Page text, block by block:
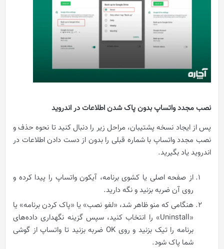
نصب مجدد واتساپ بدون پاک شدن اطلاعات در اندروید
پس از ایجاد نسخه پشتیبان، مراحل زیر را دنبال کنید تا نحوه حذف و
نصب مجدد واتساپ با شماره قبلی را بدون از دست دادن اطلاعات در
اندروید یاد بگیرید.
از صفحه اصلی یا کشوی برنامه، آیکون واتساپ را پیدا کرده و
روی آن ضربه بزنید و نگه دارید.
هنگامی که منو ظاهر شد، «لغو نصب»‌ یا «پاک کردن برنامه» یا
«Uninstall» را انتخاب کنید، سپس گزینه نگهداری داده‌های
برنامه را تیک بزنید و روی OK ضربه بزنید تا واتساپ از گوشی
شما پاک شود.